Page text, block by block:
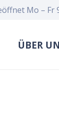
Mo – Fr
ÜBER